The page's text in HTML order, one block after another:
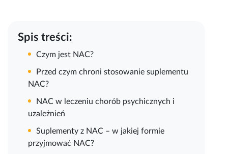
Spis treści:
Czym jest NAC?
Przed czym chroni stosowanie suplementu
NAC?
NAC w leczeniu chorób psychicznych i
uzależnień
Suplementy z NAC – w jakiej formie
przyjmować NAC?